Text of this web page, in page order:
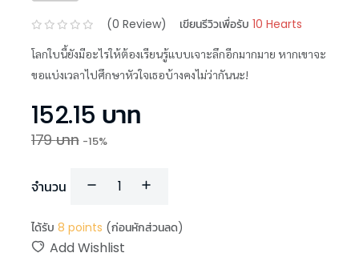
(0 Review) เขียนรีวิวเพื่อรับ 10 Hearts
โลกใบนี้ยังมีอะไรให้ต้องเรียนรู้แบบเจาะลึกอีกมากมาย หากเขาจะ
ขอแบ่งเวลาไปศึกษาหัวใจเธอบ้างคงไม่ว่ากันนะ!
152.15 บาท
179บาท -15%
จำนวน
ได้รับ 8 points (ก่อนหักส่วนลด)
Add Wishlist